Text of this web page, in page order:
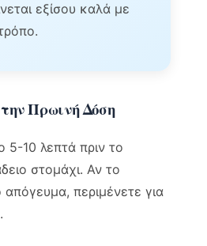
εξίσου καλά με
Πρωινή Δόση
10 λεπτά πριν το
στομάχι. Αν το
απόγευμα, περιμένετε για